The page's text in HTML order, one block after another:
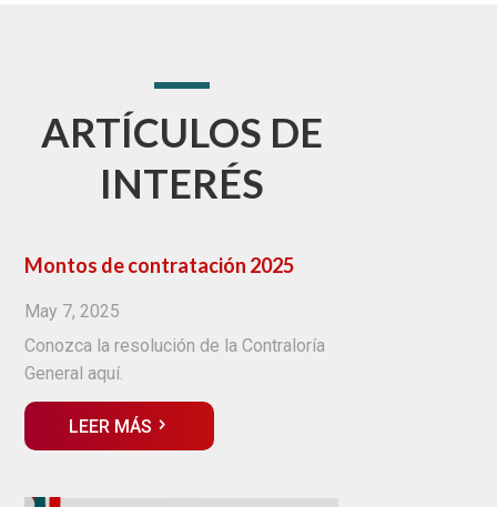
ARTÍCULOS DE
INTERÉS
Montos de contratación 2025
May 7, 2025
Conozca la resolución de la Contraloría
General aquí.
LEER MÁS